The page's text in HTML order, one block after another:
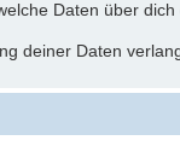
Daten über dich
deiner Daten